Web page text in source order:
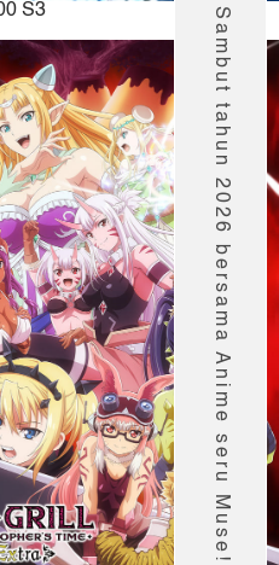
S3 Sambut tahun 2026 bersama Anime seru Muse!